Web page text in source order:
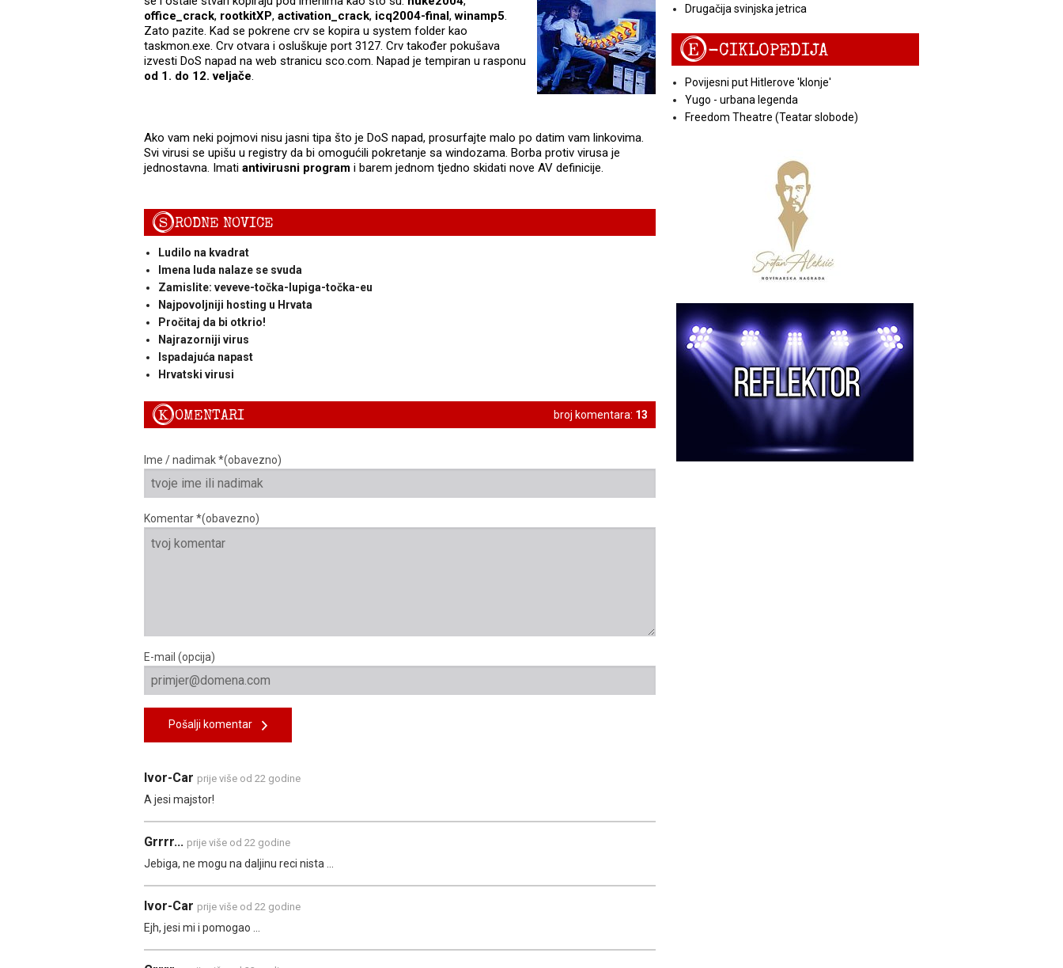
office_crack, rootkitXP, activation_crack, icq2004-final,winamp5.
Zato pazite. Kad se pokrene crv se kopira u system folder kao
taskmon.exe. Crv otvara i osluškuje port 3127. Crv također pokušava
izvesti DoS napad na web stranicu sco.com. Napad je tempiran u rasponu
od 1. do 12. veljače.
Ako vam neki pojmovi nisu jasni tipa što je DoS napad, prosurfajte malo po datim vam linkovima.
Svi virusi se upišu u registry da bi omogućili pokretanje sa windozama. Borba protiv virusa je
jednostavna. Imati antivirusni program i barem jednom tjedno skidati nove AV definicije.
SRODNE NOVICE
Ludilo na kvadrat
Imena luda nalaze se svuda
Zamislite: veveve-točka-lupiga-točka-eu
Najpovoljniji hosting u Hrvata
Pročitaj da bi otkrio!
Najrazorniji virus
Ispadajuća napast
Hrvatski virusi
broj komentara: 13
KOMENTARI
Ime / nadimak *(obavezno)
Komentar *(obavezno)
E-mail (opcija)
Pošalji komentar
Ivor-Car prije više od 22 godine
A jesi majstor!
Grrrr... prije više od 22 godine
Jebiga, ne mogu na daljinu reci nista ...
Ivor-Car prije više od 22 godine
Ejh, jesi mi i pomogao ...
Drugačija svinjska jetrica
E-CIKLOPEDIJA
Povijesni put Hitlerove 'klonje'
Yugo - urbana legenda
Freedom Theatre (Teatar slobode)